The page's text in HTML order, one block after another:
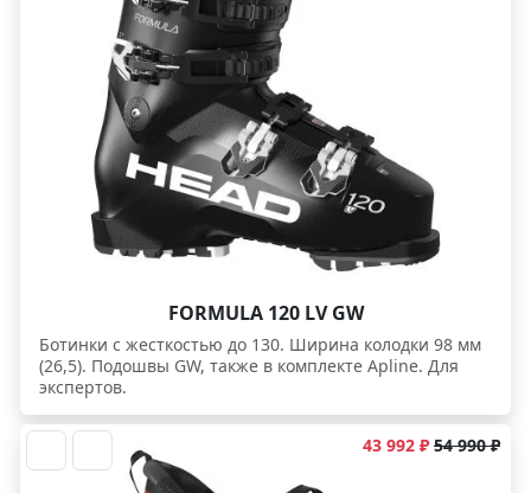
FORMULA 120 LV GW
Ботинки c жесткостью до 130. Ширина колодки 98 мм
(26,5). Подошвы GW, также в комплекте Apline. Для
экспертов.
43 992 ₽ 54 990 ₽